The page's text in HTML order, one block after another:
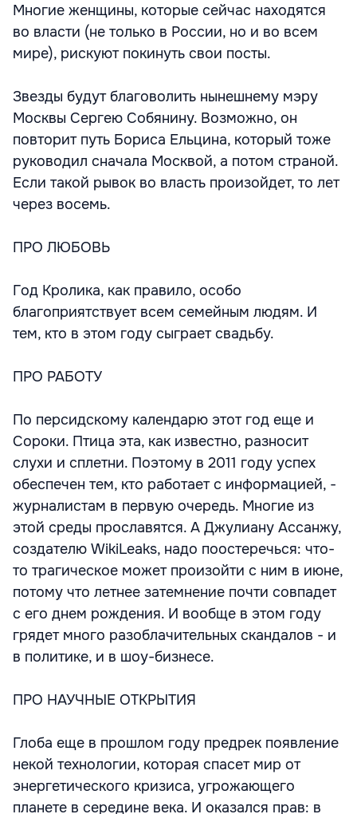
Многие женщины, которые сейчас находятся
во власти (не только в России, но и во всем
мире), рискуют покинуть свои посты.
Звезды будут благоволить нынешнему мэру
Москвы Сергею Собянину. Возможно, он
повторит путь Бориса Ельцина, который тоже
руководил сначала Москвой, а потом страной.
Если такой рывок во власть произойдет, то лет
через восемь.
ПРО ЛЮБОВЬ
Год Кролика, как правило, особо
благоприятствует всем семейным людям. И
тем, кто в этом году сыграет свадьбу.
ПРО РАБОТУ
По персидскому календарю этот год еще и
Сороки. Птица эта, как известно, разносит
слухи и сплетни. Поэтому в 2011 году успех
обеспечен тем, кто работает с информацией, -
журналистам в первую очередь. Многие из
этой среды прославятся. А Джулиану Ассанжу,
создателю WikiLeaks, надо поостеречься: что-
то трагическое может произойти с ним в июне,
потому что летнее затемнение почти совпадет
с его днем рождения. И вообще в этом году
грядет много разоблачительных скандалов - и
в политике, и в шоу-бизнесе.
ПРО НАУЧНЫЕ ОТКРЫТИЯ
Глоба еще в прошлом году предрек появление
некой технологии, которая спасет мир от
энергетического кризиса, угрожающего
планете в середине века. И оказался прав: в